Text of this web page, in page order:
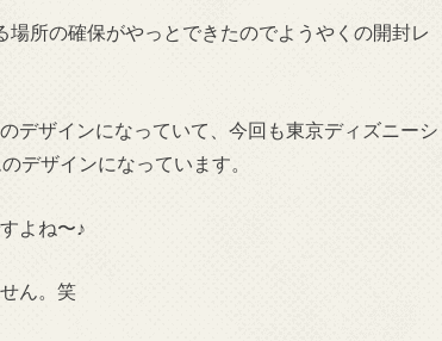
所の確保がやっとできたのでようやくの開封レ
デザインになっていて、今回も東京ディズニーシ
デザインになっています。
よね〜♪
ん。笑